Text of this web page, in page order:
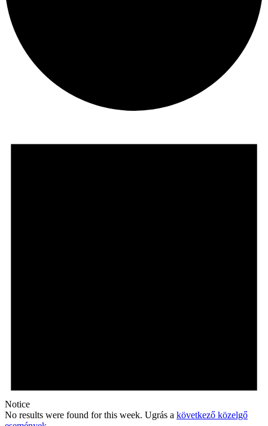
Notice
No results were found for this week. Ugrás a következő közelgő